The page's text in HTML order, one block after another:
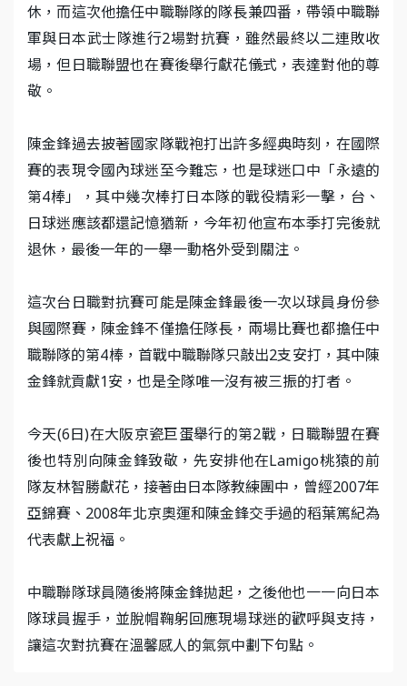
休，而這次他擔任中職聯隊的隊長兼四番，帶領中職聯
軍與日本武士隊進行2場對抗賽，雖然最終以二連敗收
場，但日職聯盟也在賽後舉行獻花儀式，表達對他的尊
敬。
陳金鋒過去披著國家隊戰袍打出許多經典時刻，在國際
賽的表現令國內球迷至今難忘，也是球迷口中「永遠的
第4棒」，其中幾次棒打日本隊的戰役精彩一擊，台、
日球迷應該都還記憶猶新，今年初他宣布本季打完後就
退休，最後一年的一舉一動格外受到關注。
這次台日職對抗賽可能是陳金鋒最後一次以球員身份參
與國際賽，陳金鋒不僅擔任隊長，兩場比賽也都擔任中
職聯隊的第4棒，首戰中職聯隊只敲出2支安打，其中陳
金鋒就貢獻1安，也是全隊唯一沒有被三振的打者。
今天(6日)在大阪京瓷巨蛋舉行的第2戰，日職聯盟在賽
後也特別向陳金鋒致敬，先安排他在Lamigo桃猿的前
隊友林智勝獻花，接著由日本隊教練團中，曾經2007年
亞錦賽、2008年北京奧運和陳金鋒交手過的稻葉篤紀為
代表獻上祝福。
中職聯隊球員隨後將陳金鋒拋起，之後他也一一向日本
隊球員握手，並脫帽鞠躬回應現場球迷的歡呼與支持，
讓這次對抗賽在溫馨感人的氣氛中劃下句點。